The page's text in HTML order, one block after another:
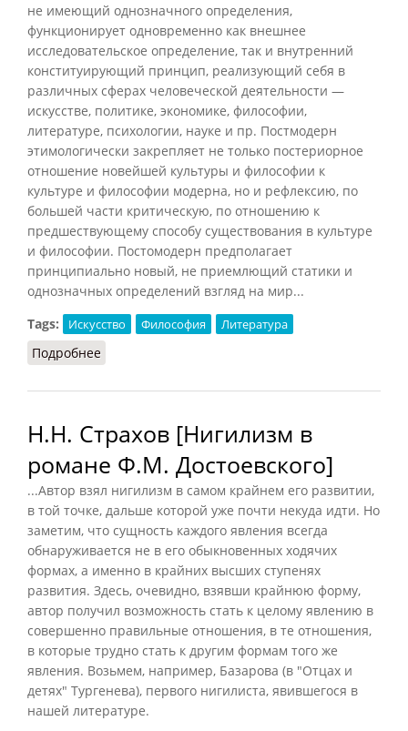
не имеющий однозначного определения,
функционирует одновременно как внешнее
исследовательское определение, так и внутренний
конституирующий принцип, реализующий себя в
различных сферах человеческой деятельности —
искусстве, политике, экономике, философии,
литературе, психологии, науке и пр. Постмодерн
этимологически закрепляет не только постериорное
отношение новейшей культуры и философии к
культуре и философии модерна, но и рефлексию, по
большей части критическую, по отношению к
предшествующему способу существования в культуре
и философии. Постомодерн предполагает
принципиально новый, не приемлющий статики и
однозначных определений взгляд на мир...
Tags:
Искусство Философия Литература
Подробнее
Н.Н. Страхов [Нигилизм в
романе Ф.М. Достоевского]
...Автор взял нигилизм в самом крайнем его развитии,
в той точке, дальше которой уже почти некуда идти. Но
заметим, что сущность каждого явления всегда
обнаруживается не в его обыкновенных ходячих
формах, а именно в крайних высших ступенях
развития. Здесь, очевидно, взявши крайнюю форму,
автор получил возможность стать к целому явлению в
совершенно правильные отношения, в те отношения,
в которые трудно стать к другим формам того же
явления. Возьмем, например, Базарова (в "Отцах и
детях" Тургенева), первого нигилиста, явившегося в
нашей литературе.